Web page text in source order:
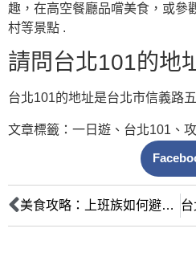
趣，在高空餐廳品嚐美食，或參
村等景點 .
請問台北101的地
台北101的地址是台北市信義路
文章標籤： 一日遊 、 台北101 、
美食攻略：上班族如何避開餐廳排隊人潮，快速享受美味？